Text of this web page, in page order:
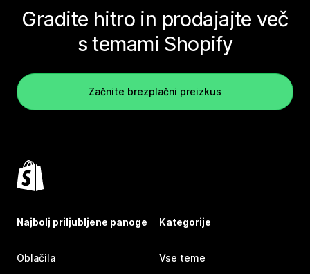
Gradite hitro in prodajajte več
s temami Shopify
Začnite brezplačni preizkus
Najbolj priljubljene panoge
Oblačila
Kategorije
Vse teme